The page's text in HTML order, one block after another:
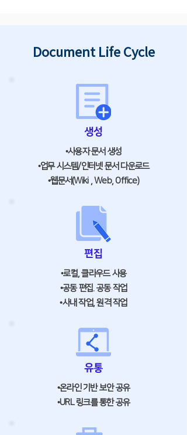
Document Life Cycle
생성
•사용자 문서 생성
•업무 시스템/인터넷 문서 다운로드
•웹문서(Wiki , Web, Office)
편집
•로컬, 클라우드 사용
•공동 편집. 공동 작업
•사내 작업, 원격 작업
유통
•온라인 기반 보안 공유
•URL 링크를 통한 공유